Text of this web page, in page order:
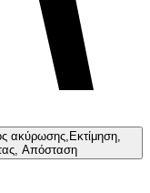
ακύρωσης,Εκτίμηση,
Απόσταση